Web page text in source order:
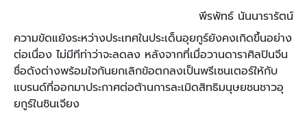
พีรพัทธ์ นันนารารัตน์
ความขัดแย้งระหว่างประเทศในประเด็นอุยกูร์ยังคงเกิดขึ้นอย่าง
ต่อเนื่อง ไม่มีทีท่าว่าจะลดลง หลังจากที่เมื่อวานดาราศิลปินจีน
ชื่อดังต่างพร้อมใจกันยกเลิกข้อตกลงเป็นพรีเซนเตอร์ให้กับ
แบรนด์ที่ออกมาประกาศต่อต้านการละเมิดสิทธิมนุษยชนชาวอุ
ยกูร์ในซินเจียง